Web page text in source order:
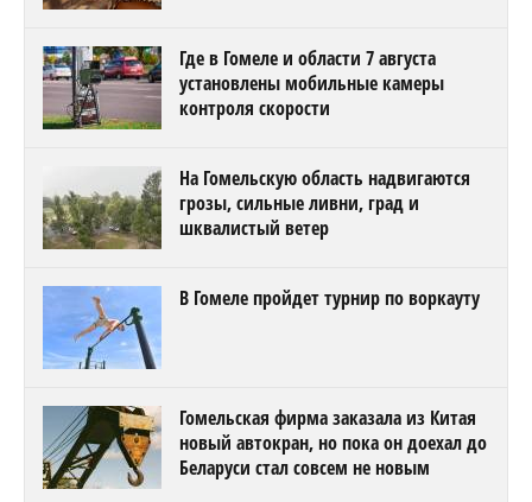
Где в Гомеле и области 7 августа
установлены мобильные камеры
контроля скорости
На Гомельскую область надвигаются
грозы, сильные ливни, град и
шквалистый ветер
В Гомеле пройдет турнир по воркауту
Гомельская фирма заказала из Китая
новый автокран, но пока он доехал до
Беларуси стал совсем не новым